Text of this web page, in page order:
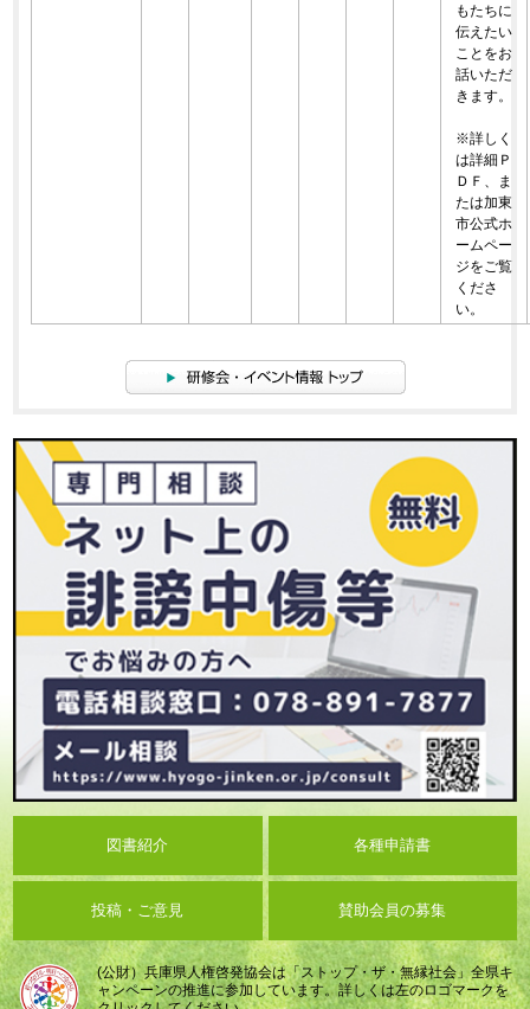
もたちに
伝えたい
ことをお
話いただ
きます。
※詳しく
は詳細Ｐ
ＤＦ、ま
たは加東
市公式ホ
ームペー
ジをご覧
くださ
い。
図書紹介 各種申請書
投稿・ご意見 賛助会員の募集
(公財）兵庫県人権啓発協会は「ストップ・ザ・無縁社会」全県キ
ャンペーンの推進に参加しています。詳しくは左のロゴマークを